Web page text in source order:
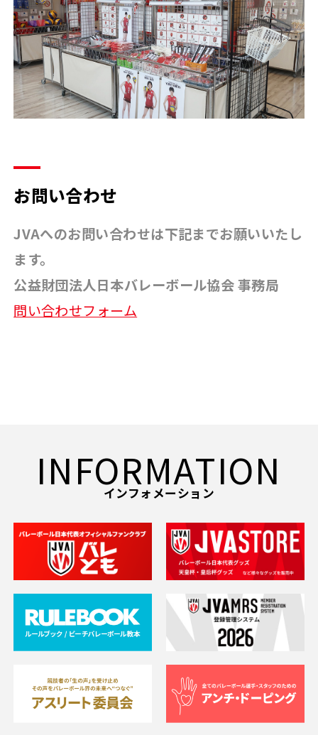
お問い合わせ
JVAへのお問い合わせは下記までお願いいたし
ます。
公益財団法人日本バレーボール協会 事務局
問い合わせフォーム
INFORMATION
インフォメーション